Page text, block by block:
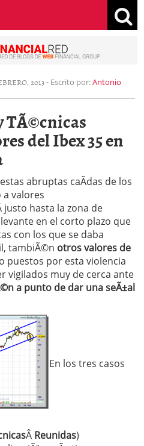
2013- Escrito por:Antonio
TÃ©cnicas
del Ibex 35 en
abruptas caÃ­das de los
a valores
justo hasta la zona de
en el corto plazo que
con los que se daba
tambiÃ©n otros valores de
puestos por esta violencia
vigilados muy de cerca ante
a punto de dar una seÃ±al
En los tres casos
Â Reunidas)